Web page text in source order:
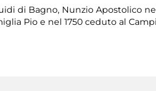
di Bagno, Nunzio Apostolico
Pio e nel 1750 ceduto al